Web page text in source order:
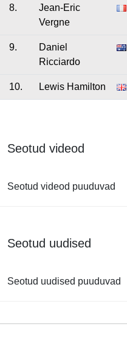
8.
Jean-Eric
Vergne
9.
Daniel
Ricciardo
10. Lewis Hamilton
Seotud videod
Seotud videod puuduvad
Seotud uudised
Seotud uudised puuduvad